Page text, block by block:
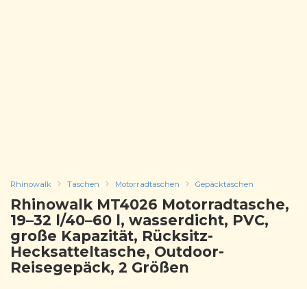
Rhinowalk Taschen Motorradtaschen Gepäcktaschen
Rhinowalk MT4026 Motorradtasche,
19–32 l/40–60 l, wasserdicht, PVC,
große Kapazität, Rücksitz-
Hecksatteltasche, Outdoor-
Reisegepäck, 2 Größen